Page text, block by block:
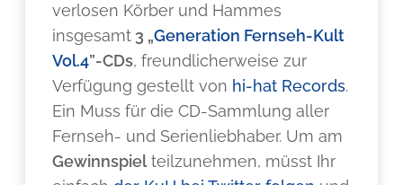
verlosen Körber und Hammes
insgesamt 3 „Generation Fernseh-Kult
Vol.4”-CDs, freundlicherweise zur
Verfügung gestellt von hi-hat Records.
Ein Muss für die CD-Sammlung aller
Fernseh- und Serienliebhaber. Um am
Gewinnspielteilzunehmen, müsst Ihr